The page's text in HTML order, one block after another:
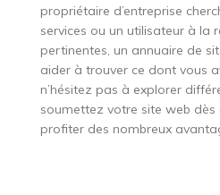
propriétaire d’entreprise
services ou un utilisateur à la
pertinentes, un annuaire de
aider à trouver ce dont vous
n’hésitez pas à explorer
soumettez votre site web dès
profiter des nombreux